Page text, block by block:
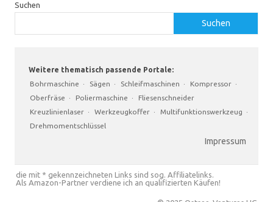
Suchen
Suchen
Weitere thematisch passende Portale:
Bohrmaschine · Sägen · Schleifmaschinen · Kompressor ·
Oberfräse · Poliermaschine ·
Fliesenschneider
Kreuzlinienlaser · Werkzeugkoffer · Multifunktionswerkzeug ·
Drehmomentschlüssel
Impressum
die mit * gekennzeichneten Links sind sog. Affiliatelinks.
Als Amazon-Partner verdiene ich an qualifizierten Käufen!